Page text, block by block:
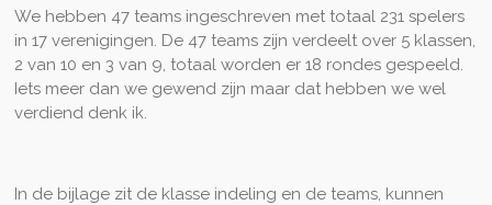
We hebben 47 teams ingeschreven met totaal 231 spelers
in 17 verenigingen. De 47 teams zijn verdeelt over 5 klassen,
2 van 10 en 3 van 9, totaal worden er 18 rondes gespeeld.
Iets meer dan we gewend zijn maar dat hebben we wel
verdiend denk ik.
In de bijlage zit de klasse indeling en de teams, kunnen